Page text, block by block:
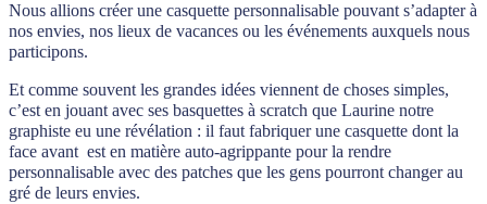
Nous allions créer une casquette personnalisable pouvant s’adapter à
nos envies, nos lieux de vacances ou les événements auxquels nous
participons.
Et comme souvent les grandes idées viennent de choses simples,
c’est en jouant avec ses basquettes à scratch que Laurine notre
graphiste eu une révélation : il faut fabriquer une casquette dont la
face avant est en matière auto-agrippante pour la rendre
personnalisable avec des patches que les gens pourront changer au
gré de leurs envies.